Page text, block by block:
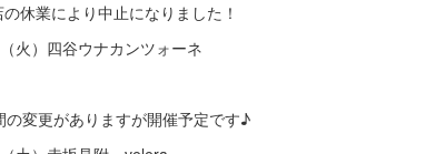
の休業により中止になりました！
火）四谷ウナカンツォーネ
変更がありますが開催予定です♪